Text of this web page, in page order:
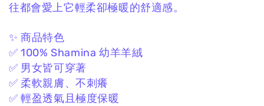
往都會愛上它輕柔卻極暖的舒適感。
✨ 商品特色
✅ 100% Shamina 幼羊羊絨
✅ 男女皆可穿著
✅ 柔軟親膚、不刺癢
✅ 輕盈透氣且極度保暖